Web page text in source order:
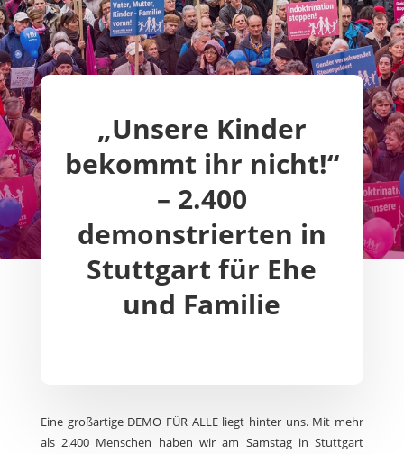
„Unsere Kinder
bekommt ihr nicht!“
– 2.400
demonstrierten in
Stuttgart für Ehe
und Familie
Eine großartige DEMO FÜR ALLE liegt hinter uns. Mit mehr
als 2.400 Menschen haben wir am Samstag in Stuttgart